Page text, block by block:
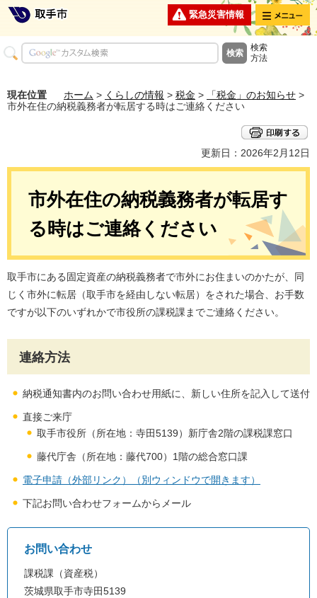
緊急災害情報 メニュー
検索
方法
現在位置 ホーム > くらしの情報 > 税金 > 「税金」のお知らせ >
市外在住の納税義務者が転居する時はご連絡ください
更新日：2026年2月12日
市外在住の納税義務者が転居す
る時はご連絡ください
取手市にある固定資産の納税義務者で市外にお住まいのかたが、同
じく市外に転居（取手市を経由しない転居）をされた場合、お手数
ですが以下のいずれかで市役所の課税課までご連絡ください。
連絡方法
納税通知書内のお問い合わせ用紙に、新しい住所を記入して送付
直接ご来庁
取手市役所（所在地：寺田5139）新庁舎2階の課税課窓口
藤代庁舎（所在地：藤代700）1階の総合窓口課
電子申請（外部リンク）（別ウィンドウで開きます）
下記お問い合わせフォームからメール
お問い合わせ
課税課（資産税）
茨城県取手市寺田5139